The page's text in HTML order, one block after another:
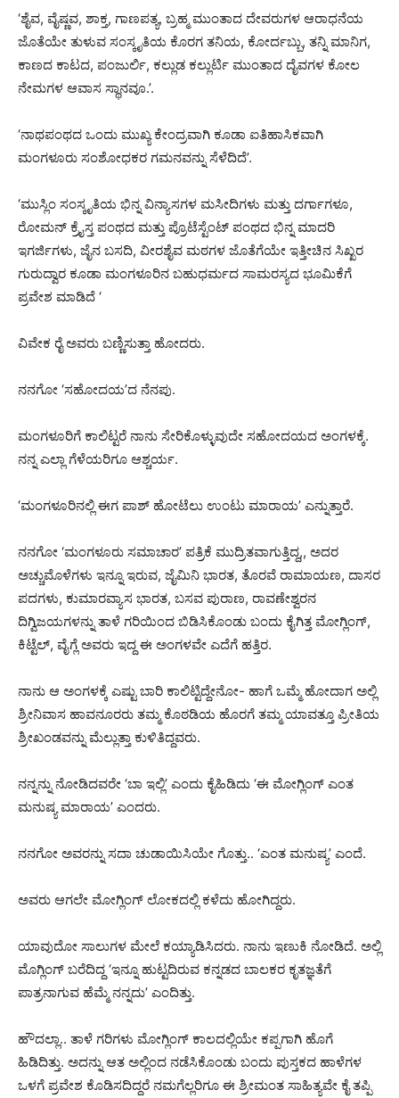
‘ಶೈವ, ವೈಷ್ಣವ, ಶಾಕ್ತ, ಗಾಣಪತ್ಯ, ಬ್ರಹ್ಮ ಮುಂತಾದ ದೇವರುಗಳ ಆರಾಧನೆಯ
ಜೊತೆಯೇ ತುಳುವ ಸಂಸ್ಕೃತಿಯ ಕೊರಗ ತನಿಯ, ಕೋರ್ದಬ್ಬು, ತನ್ನಿ ಮಾನಿಗ,
ಕಾಣದ ಕಾಟದ, ಪಂಜುರ್ಲಿ, ಕಲ್ಲುಡ ಕಲ್ಲುರ್ಟಿ ಮುಂತಾದ ದೈವಗಳ ಕೋಲ
ನೇಮಗಳ ಆವಾಸ ಸ್ಥಾನವೂ.’.
‘ನಾಥಪಂಥದ ಒಂದು ಮುಖ್ಯ ಕೇಂದ್ರವಾಗಿ ಕೂಡಾ ಐತಿಹಾಸಿಕವಾಗಿ
ಮಂಗಳೂರು ಸಂಶೋಧಕರ ಗಮನವನ್ನು ಸೆಳೆದಿದೆ’.
‘ಮುಸ್ಲಿಂ ಸಂಸ್ಕೃತಿಯ ಭಿನ್ನ ವಿನ್ಯಾಸಗಳ ಮಸೀದಿಗಳು ಮತ್ತು ದರ್ಗಾಗಳೂ,
ರೋಮನ್ ಕ್ರೈಸ್ತ ಪಂಥದ ಮತ್ತು ಪ್ರೊಟೆಸ್ಟೆಂಟ್ ಪಂಥದ ಭಿನ್ನ ಮಾದರಿ
ಇಗರ್ಜಿಗಳು, ಜೈನ ಬಸದಿ, ವೀರಶೈವ ಮಠಗಳ ಜೊತೆಗೆಯೇ ಇತ್ತೀಚಿನ ಸಿಖ್ಖರ
ಗುರುದ್ವಾರ ಕೂಡಾ ಮಂಗಳೂರಿನ ಬಹುಧರ್ಮದ ಸಾಮರಸ್ಯದ ಭೂಮಿಕೆಗೆ
ಪ್ರವೇಶ ಮಾಡಿದೆ ‘
ವಿವೇಕ ರೈ ಅವರು ಬಣ್ಣಿಸುತ್ತಾ ಹೋದರು.
ನನಗೋ ‘ಸಹೋದಯ’ದ ನೆನಪು.
ಮಂಗಳೂರಿಗೆ ಕಾಲಿಟ್ಟರೆ ನಾನು ಸೇರಿಕೊಳ್ಳುವುದೇ ಸಹೋದಯದ ಅಂಗಳಕ್ಕೆ.
ನನ್ನ ಎಲ್ಲಾ ಗೆಳೆಯರಿಗೂ ಆಶ್ಚರ್ಯ.
‘ಮಂಗಳೂರಿನಲ್ಲಿ ಈಗ ಪಾಶ್ ಹೋಟೆಲು ಉಂಟು ಮಾರಾಯ’ ಎನ್ನುತ್ತಾರೆ.
ನನಗೋ ‘ಮಂಗಳೂರು ಸಮಾಚಾರ’ ಪತ್ರಿಕೆ ಮುದ್ರಿತವಾಗುತ್ತಿದ್ದ,, ಅದರ
ಅಚ್ಚುಮೊಳೆಗಳು ಇನ್ನೂ ಇರುವ, ಜೈಮಿನಿ ಭಾರತ, ತೊರವೆ ರಾಮಾಯಣ, ದಾಸರ
ಪದಗಳು, ಕುಮಾರವ್ಯಾಸ ಭಾರತ, ಬಸವ ಪುರಾಣ, ರಾವಣೇಶ್ವರನ
ದಿಗ್ವಿಜಯಗಳನ್ನು ತಾಳೆ ಗರಿಯಿಂದ ಬಿಡಿಸಿಕೊಂಡು ಬಂದು ಕೈಗಿತ್ತ ಮೋಗ್ಲಿಂಗ್,
ಕಿಟ್ಟೆಲ್, ವೈಗ್ಲೆ ಅವರು ಇದ್ದ ಈ ಅಂಗಳವೇ ಎದೆಗೆ ಹತ್ತಿರ.
ನಾನು ಆ ಅಂಗಳಕ್ಕೆ ಎಷ್ಟು ಬಾರಿ ಕಾಲಿಟ್ಟಿದ್ದೇನೋ- ಹಾಗೆ ಒಮ್ಮೆ ಹೋದಾಗ ಅಲ್ಲಿ
ಶ್ರೀನಿವಾಸ ಹಾವನೂರರು ತಮ್ಮ ಕೊಠಡಿಯ ಹೊರಗೆ ತಮ್ಮ ಯಾವತ್ತೂ ಪ್ರೀತಿಯ
ಶ್ರೀಖಂಡವನ್ನು ಮೆಲ್ಲುತ್ತಾ ಕುಳಿತಿದ್ದವರು.
ನನ್ನನ್ನು ನೋಡಿದವರೇ ‘ಬಾ ಇಲ್ಲಿ’ ಎಂದು ಕೈಹಿಡಿದು ‘ಈ ಮೋಗ್ಲಿಂಗ್ ಎಂತ
ಮನುಷ್ಯ ಮಾರಾಯ’ ಎಂದರು.
ನನಗೋ ಅವರನ್ನು ಸದಾ ಚುಡಾಯಿಸಿಯೇ ಗೊತ್ತು.. ‘ಎಂತ ಮನುಷ್ಯ’ ಎಂದೆ.
ಅವರು ಆಗಲೇ ಮೋಗ್ಲಿಂಗ್ ಲೋಕದಲ್ಲಿ ಕಳೆದು ಹೋಗಿದ್ದರು.
ಯಾವುದೋ ಸಾಲುಗಳ ಮೇಲೆ ಕಯ್ಯಾಡಿಸಿದರು. ನಾನು ಇಣುಕಿ ನೋಡಿದೆ. ಅಲ್ಲಿ
ಮೊಗ್ಲಿಂಗ್ ಬರೆದಿದ್ದ ‘ಇನ್ನೂ ಹುಟ್ಟದಿರುವ ಕನ್ನಡದ ಬಾಲಕರ ಕೃತಜ್ಞತೆಗೆ
ಪಾತ್ರನಾಗುವ ಹೆಮ್ಮೆ ನನ್ನದು’ ಎಂದಿತ್ತು.
ಹೌದಲ್ಲಾ.. ತಾಳೆ ಗರಿಗಳು ಮೋಗ್ಲಿಂಗ್ ಕಾಲದಲ್ಲಿಯೇ ಕಪ್ಪಗಾಗಿ ಹೊಗೆ
ಹಿಡಿದಿತ್ತು. ಅದನ್ನು ಆತ ಅಲ್ಲಿಂದ ನಡೆಸಿಕೊಂಡು ಬಂದು ಪುಸ್ತಕದ ಹಾಳೆಗಳ
ಒಳಗೆ ಪ್ರವೇಶ ಕೊಡಿಸದಿದ್ದರೆ ನಮಗೆಲ್ಲರಿಗೂ ಈ ಶ್ರೀಮಂತ ಸಾಹಿತ್ಯವೇ ಕೈ ತಪ್ಪಿ